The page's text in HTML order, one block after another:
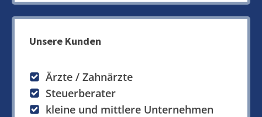
Unsere Kunden
Ärzte / Zahnärzte
Steuerberater
kleine und mittlere Unternehmen